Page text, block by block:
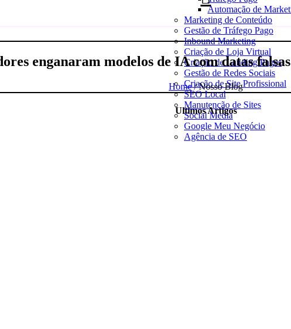
Automação de
Marketing de Conteúdo
Gestão de Tráfego Pago
Inbound Marketing
Criação de Loja Virtual
Criação de Landing Pages
Gestão de Redes Sociais
Criação de Site Profissional
SEO Local
Manutenção de Sites
Social Media
Google Meu Negócio
Agência de SEO
enganaram modelos de IA com datas
Home/ Nosso Blog
Ultimos Artigos